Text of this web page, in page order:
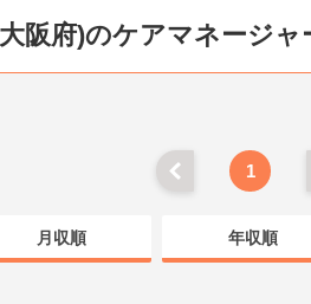
阪府)のケアマネージャ
1
月収順 年収順